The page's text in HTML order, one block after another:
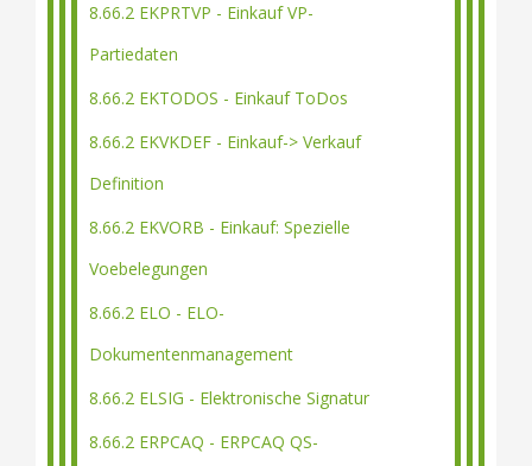
8.66.2 EKPRTVP - Einkauf VP-
Partiedaten
8.66.2 EKTODOS - Einkauf ToDos
8.66.2 EKVKDEF - Einkauf-> Verkauf
Definition
8.66.2 EKVORB - Einkauf: Spezielle
Voebelegungen
8.66.2 ELO - ELO-
Dokumentenmanagement
8.66.2 ELSIG - Elektronische Signatur
8.66.2 ERPCAQ - ERPCAQ QS-